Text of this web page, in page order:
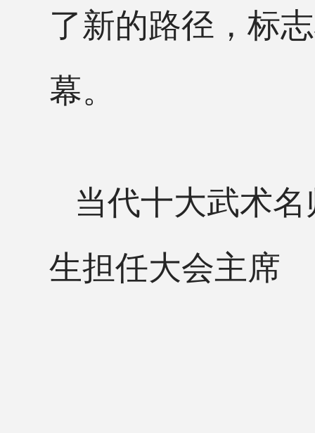
了新的路径，标
幕。
当代十大武术
生担任大会主席